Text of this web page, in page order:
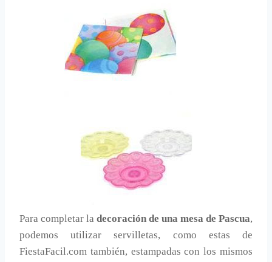
Para completar la decoración de una mesa de Pascua,
podemos utilizar servilletas, como estas de
FiestaFacil.com también, estampadas con los mismos